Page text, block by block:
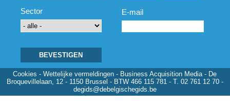
Sector E-mail
Cookies -Wettelijke vermeldingen - Business Acquisition Media - De
Broquevillelaan, 12 - 1150 Brussel - BTW 466 115 781 - T. 02 761 12 70 -
degids@debelgischegids.be